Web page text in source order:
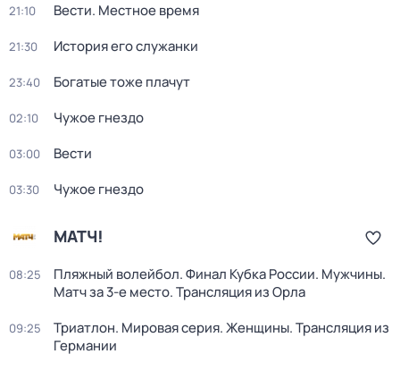
21:10 Вести. Местное время
21:30 История его служанки
23:40 Богатые тоже плачут
02:10 Чужое гнездо
03:00 Вести
03:30 Чужое гнездо
МАТЧ!
08:25
Пляжный волейбол. Финал Кубка России. Мужчины.
Матч за 3-е место. Трансляция из Орла
09:25
Триатлон. Мировая серия. Женщины. Трансляция из
Германии